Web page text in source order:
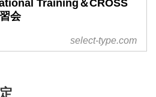
Training＆CROSS
会
select-type.com